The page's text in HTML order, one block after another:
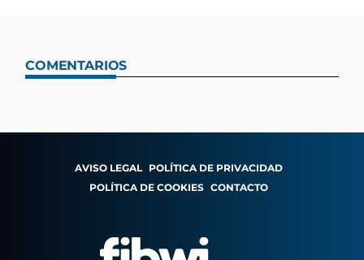
COMENTARIOS
AVISO LEGAL POLÍTICA DE PRIVACIDAD
POLÍTICA DE COOKIES CONTACTO